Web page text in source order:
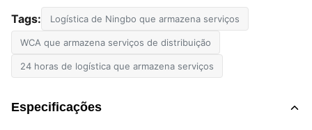
Tags: Logística de Ningbo que armazena serviços
WCA que armazena serviços de distribuição
24 horas de logística que armazena serviços
Especificações